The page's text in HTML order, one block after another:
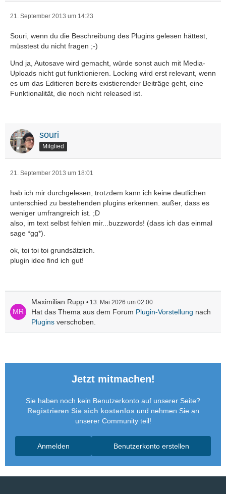
21. September 2013 um 14:23
Souri, wenn du die Beschreibung des Plugins gelesen hättest,
müsstest du nicht fragen ;-)
Und ja, Autosave wird gemacht, würde sonst auch mit Media-
Uploads nicht gut funktionieren. Locking wird erst relevant, wenn
es um das Editieren bereits existierender Beiträge geht, eine
Funktionalität, die noch nicht released ist.
souri
Mitglied
21. September 2013 um 18:01
hab ich mir durchgelesen, trotzdem kann ich keine deutlichen
unterschied zu bestehenden plugins erkennen. außer, dass es
weniger umfrangreich ist. ;D
also, im text selbst fehlen mir...buzzwords! (dass ich das einmal
sage *gg*).
ok, toi toi toi grundsätzlich.
plugin idee find ich gut!
Maximilian Rupp 13. Mai 2026 um 02:00
Hat das Thema aus dem Forum Plugin-Vorstellung nach
Plugins verschoben.
Jetzt mitmachen!
Sie haben noch kein Benutzerkonto auf unserer Seite?
Registrieren Sie sich kostenlos und nehmen Sie an
unserer Community teil!
Benutzerkonto erstellen
Anmelden